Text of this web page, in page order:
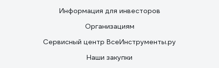
Информация для инвесторов
Организациям
Сервисный центр ВсеИнструменты.ру
Наши закупки